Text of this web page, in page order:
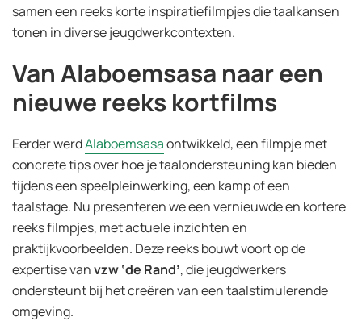
samen een reeks korte inspiratiefilmpjes die taalkansen
tonen in diverse jeugdwerkcontexten.
Van Alaboemsasa naar een
nieuwe reeks kortfilms
Eerder werdAlaboemsasaontwikkeld, een filmpje met
concrete tips over hoe je taalondersteuning kan bieden
tijdens een speelpleinwerking, een kamp of een
taalstage. Nu presenteren we een vernieuwde en kortere
reeks filmpjes, met actuele inzichten en
praktijkvoorbeelden. Deze reeks bouwt voort op de
expertise vanvzw ‘de Rand’, die jeugdwerkers
ondersteunt bij het creëren van een taalstimulerende
omgeving.